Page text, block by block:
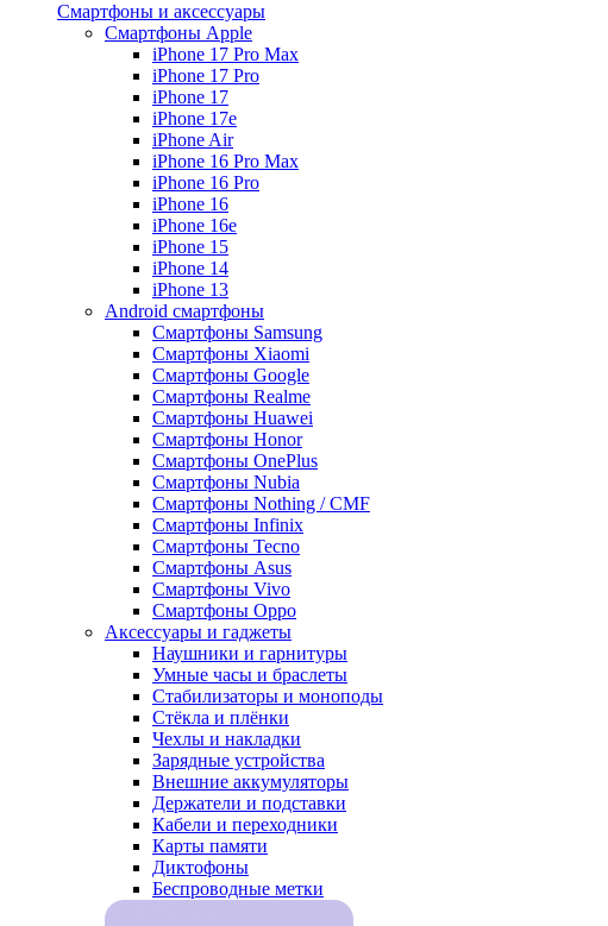
Смартфоны и аксессуары
Смартфоны Apple
iPhone 17 Pro Max
iPhone 17 Pro
iPhone 17
iPhone 17e
iPhone Air
iPhone 16 Pro Max
iPhone 16 Pro
iPhone 16
iPhone 16e
iPhone 15
iPhone 14
iPhone 13
Android cмартфоны
Смартфоны Samsung
Смартфоны Xiaomi
Смартфоны Google
Смартфоны Realme
Смартфоны Huawei
Смартфоны Honor
Смартфоны OnePlus
Смартфоны Nubia
Смартфоны Nothing / CMF
Смартфоны Infinix
Смартфоны Tecno
Смартфоны Asus
Смартфоны Vivo
Смартфоны Oppo
Аксессуары и гаджеты
Наушники и гарнитуры
Умные часы и браслеты
Стабилизаторы и моноподы
Стёкла и плёнки
Чехлы и накладки
Зарядные устройства
Внешние аккумуляторы
Держатели и подставки
Кабели и переходники
Карты памяти
Диктофоны
Беспроводные метки